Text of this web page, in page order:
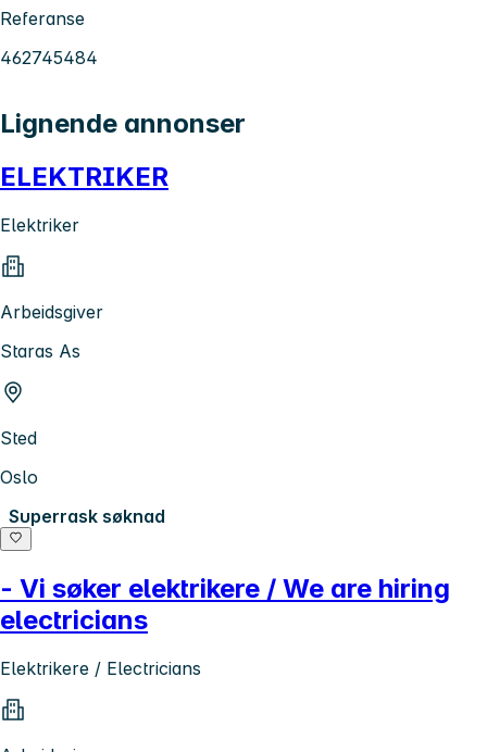
Referanse
462745484
Lignende annonser
ELEKTRIKER
Elektriker
Arbeidsgiver
Staras As
Sted
Oslo
Superrask søknad
- Vi søker elektrikere / We are hiring
electricians
Elektrikere / Electricians